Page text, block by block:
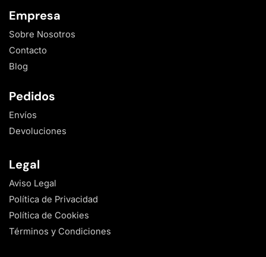
Empresa
Sobre Nosotros
Contacto
Blog
Pedidos
Envíos
Devoluciones
Legal
Aviso Legal
Política de Privacidad
Política de Cookies
Términos y Condiciones